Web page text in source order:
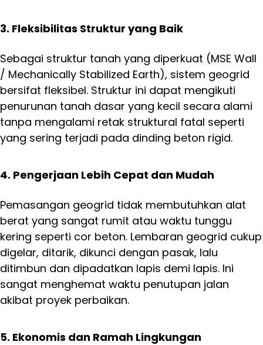
3. Fleksibilitas Struktur yang Baik
Sebagai struktur tanah yang diperkuat (MSE Wall
/ Mechanically Stabilized Earth), sistem geogrid
bersifat fleksibel. Struktur ini dapat mengikuti
penurunan tanah dasar yang kecil secara alami
tanpa mengalami retak struktural fatal seperti
yang sering terjadi pada dinding beton rigid.
4. Pengerjaan Lebih Cepat dan Mudah
Pemasangan geogrid tidak membutuhkan alat
berat yang sangat rumit atau waktu tunggu
kering seperti cor beton. Lembaran geogrid cukup
digelar, ditarik, dikunci dengan pasak, lalu
ditimbun dan dipadatkan lapis demi lapis. Ini
sangat menghemat waktu penutupan jalan
akibat proyek perbaikan.
5. Ekonomis dan Ramah Lingkungan